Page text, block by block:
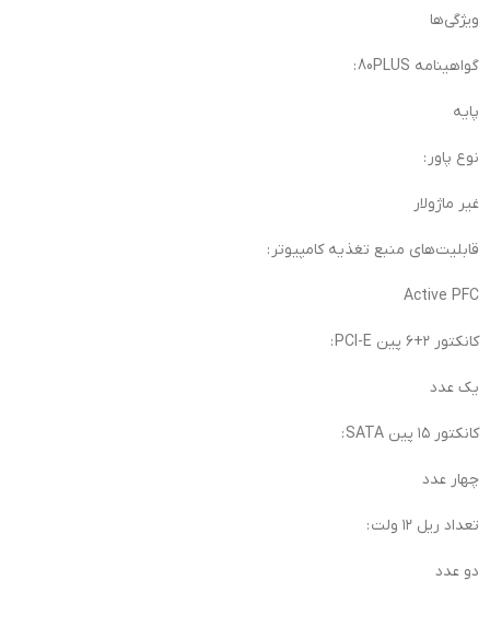
ویژگی‌ها
گواهینامه 80PLUS :
پایه
نوع پاور :
غیر ماژولار
قابلیت‌های منبع تغذیه کامپیوتر :
Active PFC
کانکتور ۲+۶ پین PCI-E :
یک عدد
کانکتور ۱۵ پین SATA :
چهار عدد
تعداد ریل ۱۲ ولت :
دو عدد